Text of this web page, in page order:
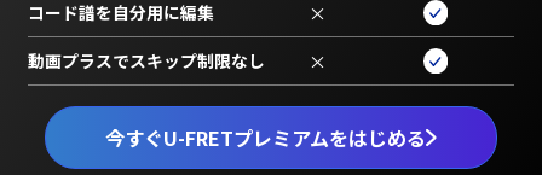
今すぐU-FRETプレミアムをはじめる
コード譜を自分用に編集 ×
動画プラスでスキップ制限なし ×